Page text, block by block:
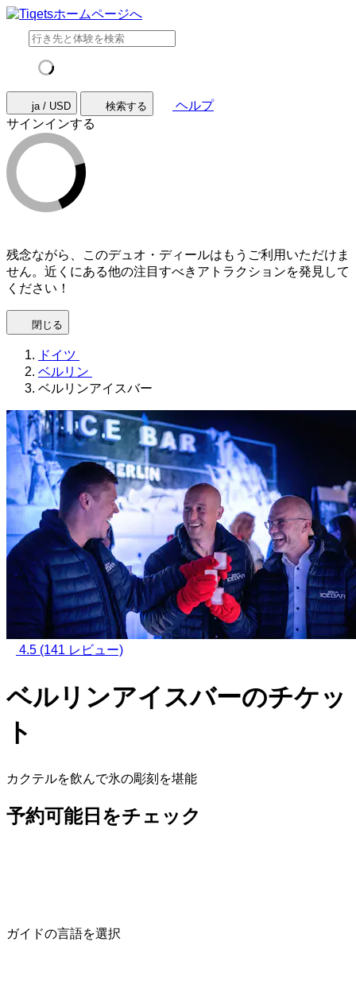
ja / USD 検索する
ヘルプ
サインインする
残念ながら、このデュオ・ディールはもうご利用いただけま
せん。近くにある他の注目すべきアトラクションを発見して
ください！
閉じる
ドイツ
ベルリン
ベルリンアイスバー
4.5 (141 レビュー)
ベルリンアイスバーのチケッ
ト
カクテルを飲んで氷の彫刻を堪能
予約可能日をチェック
ガイドの言語を選択